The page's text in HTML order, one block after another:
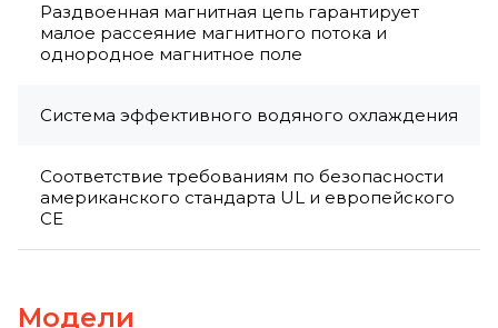
Раздвоенная магнитная цепь гарантирует
малое рассеяние магнитного потока и
однородное магнитное поле
Система эффективного водяного охлаждения
Соответствие требованиям по безопасности
американского стандарта UL и европейского
CE
Модели